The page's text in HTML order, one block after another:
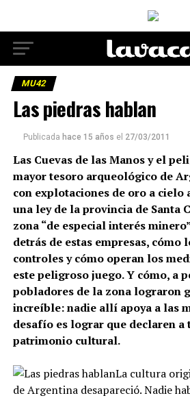
MU42
Las piedras hablan
Publicada hace 15 años el 27/03/2011
Las Cuevas de las Manos y el
mayor tesoro arqueológico de
con explotaciones de oro a cielo
una ley de la provincia de Santa
zona “de especial interés
detrás de estas empresas,
controles y cómo operan los
este peligroso juego. Y cómo, a
pobladores de la zona lograron
increíble: nadie allí apoya a las
desafío es lograr que declaren a
patrimonio cultural.
La cultura
de Argentina desapareció. Nadie